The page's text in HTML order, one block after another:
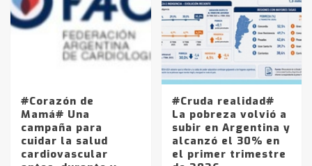
#Corazón de
Mamá# Una
campaña para
cuidar la salud
cardiovascular
#Cruda realidad#
La pobreza volvió a
subir en Argentina y
alcanzó el 30% en
el primer trimestre